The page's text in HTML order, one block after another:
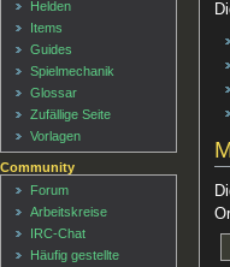
Helden
Items
Guides
Spielmechanik
Glossar
Zufällige Seite
Vorlagen
Community
Forum
Arbeitskreise
IRC-Chat
Häufig gestellte